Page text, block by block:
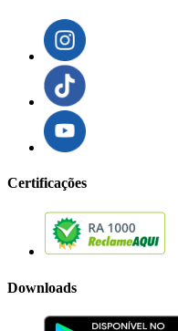
Certificações
Downloads